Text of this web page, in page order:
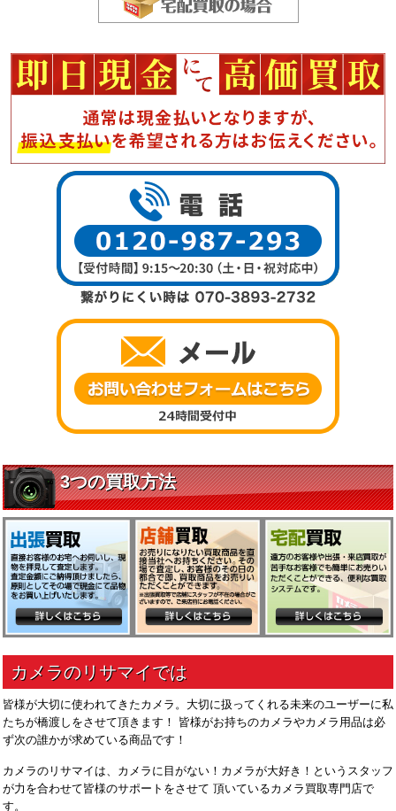
皆様が大切に使われてきたカメラ。大切に扱ってくれる未来のユーザーに私
たちが橋渡しをさせて頂きます！ 皆様がお持ちのカメラやカメラ用品は必
ず次の誰かが求めている商品です！
カメラのリサマイは、カメラに目がない！カメラが大好き！というスタッフ
が力を合わせて皆様のサポートをさせて 頂いているカメラ買取専門店で
す。